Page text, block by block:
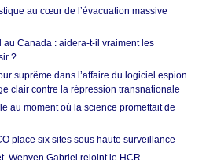
au cœur de l’évacuation massive
Canada : aidera-t-il vraiment les
?
suprême dans l’affaire du logiciel espion
clair contre la répression transnationale
au moment où la science promettait de
place six sites sous haute surveillance
Wenyen Gabriel rejoint le HCR